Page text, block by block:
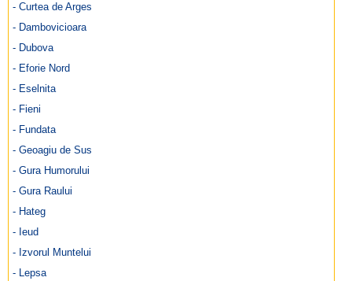
- Curtea de Arges
- Dambovicioara
- Dubova
- Eforie Nord
- Eselnita
- Fieni
- Fundata
- Geoagiu de Sus
- Gura Humorului
- Gura Raului
- Hateg
- Ieud
- Izvorul Muntelui
- Lepsa